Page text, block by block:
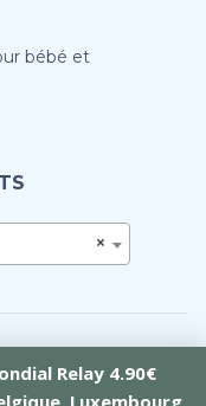
Relay 4.90€
Luxembourg,
bébé et
×